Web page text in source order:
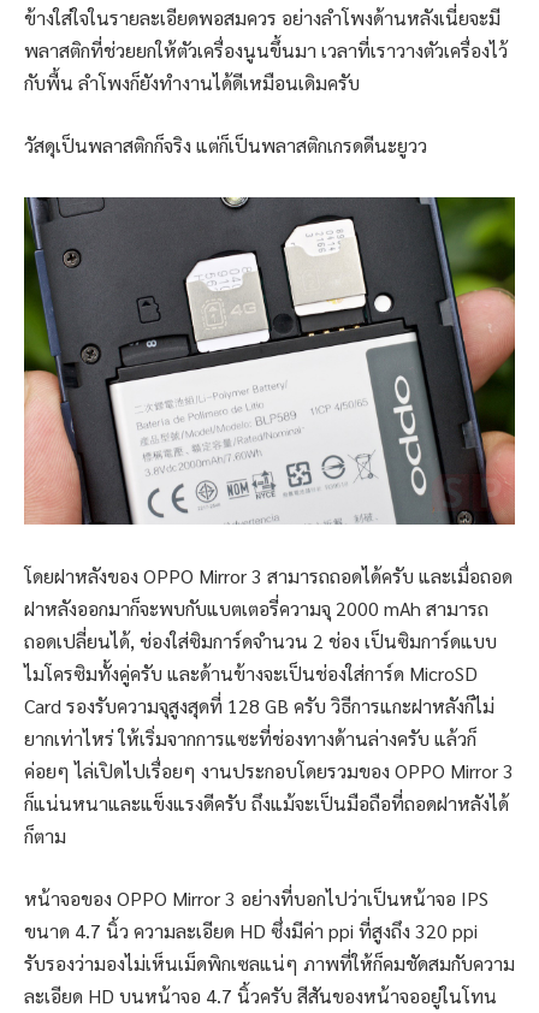
ข้างใส่ใจในรายละเอียดพอสมควร อย่างลำโพงด้านหลังเนี่ยจะมี
พลาสติกที่ช่วยยกให้ตัวเครื่องนูนขึ้นมา เวลาที่เราวางตัวเครื่องไว้
กับพื้น ลำโพงก็ยังทำงานได้ดีเหมือนเดิมครับ
วัสดุเป็นพลาสติกก็จริง แต่ก็เป็นพลาสติกเกรดดีนะยูวว
โดยฝาหลังของ OPPO Mirror 3 สามารถถอดได้ครับ และเมื่อถอด
ฝาหลังออกมาก็จะพบกับแบตเตอรี่ความจุ 2000 mAh สามารถ
ถอดเปลี่ยนได้, ช่องใส่ซิมการ์ดจำนวน 2 ช่อง เป็นซิมการ์ดแบบ
ไมโครซิมทั้งคู่ครับ และด้านข้างจะเป็นช่องใส่การ์ด MicroSD
Card รองรับความจุสูงสุดที่ 128 GB ครับ วิธีการแกะฝาหลังก็ไม่
ยากเท่าไหร่ ให้เริ่มจากการแซะที่ช่องทางด้านล่างครับ แล้วก็
ค่อยๆ ไล่เปิดไปเรื่อยๆ งานประกอบโดยรวมของ OPPO Mirror 3
ก็แน่นหนาและแข็งแรงดีครับ ถึงแม้จะเป็นมือถือที่ถอดฝาหลังได้
ก็ตาม
หน้าจอของ OPPO Mirror 3 อย่างที่บอกไปว่าเป็นหน้าจอ IPS
ขนาด 4.7 นิ้ว ความละเอียด HD ซึ่งมีค่า ppi ที่สูงถึง 320 ppi
รับรองว่ามองไม่เห็นเม็ดพิกเซลแน่ๆ ภาพที่ให้ก็คมชัดสมกับความ
ละเอียด HD บนหน้าจอ 4.7 นิ้วครับ สีสันของหน้าจออยู่ในโทน